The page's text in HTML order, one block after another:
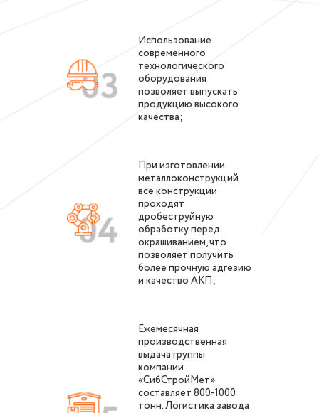
Использование
современного
технологического
оборудования
позволяет выпускать
продукцию высокого
качества;
При изготовлении
металлоконструкций
все конструкции
проходят
дробеструйную
обработку перед
окрашиванием, что
позволяет получить
более прочную адгезию
и качество АКП;
Ежемесячная
производственная
выдача группы
компании
«СибСтройМет»
составляет 800-1000
тонн. Логистика завода